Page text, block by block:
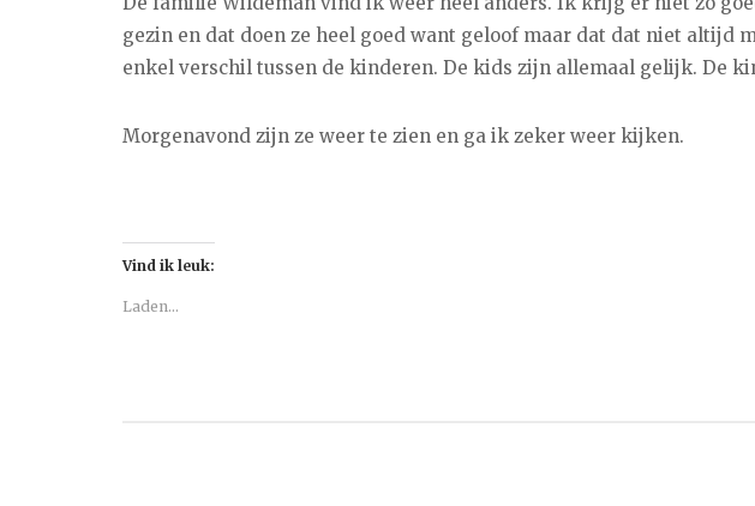
gezin en dat doen ze heel goed want geloof maar dat dat niet altijd
enkel verschil tussen de kinderen. De kids zijn allemaal gelijk. De
Morgenavond zijn ze weer te zien en ga ik zeker weer kijken.
Vind ik leuk:
Laden...